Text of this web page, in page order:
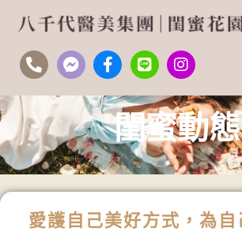
閨蜜動態
愛護自己美好方式，為自